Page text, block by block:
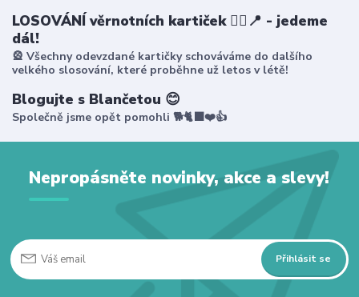
LOSOVÁNÍ věrnotních kartiček 🤸‍♀️📍 - jedeme
dál!
🎡 Všechny odevzdané kartičky schováváme do dalšího
velkého slosování, které proběhne už letos v létě!
Blogujte s Blančetou 😊
Společně jsme opět pomohli 🐕🐈‍⬛❤️👍
Nepropásněte novinky, akce a slevy!
Přihlásit se